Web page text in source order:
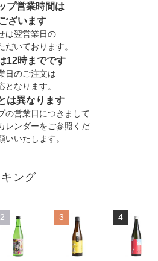
プ営業時間は
ざいます
は翌営業日の
だいております。
12時までです
日のご注文は
となります。
は異なります
の営業日につきまして
レンダーをご参照くだ
いいたします。
ング
2 3 4